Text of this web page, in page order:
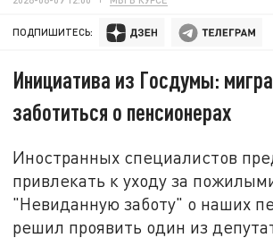
ПОДПИШИТЕСЬ:
Инициатива из Госдумы:
заботиться о пенсионерах
Иностранных специалистов
привлекать к уходу за
"Невиданную заботу" о наших
решил проявить один из